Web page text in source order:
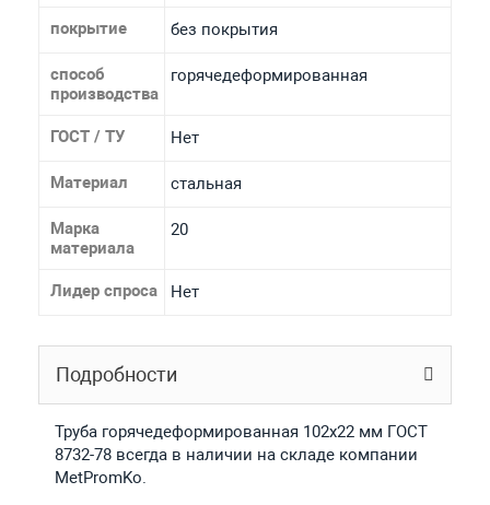
покрытие без покрытия
способ
производства
горячедеформированная
ГОСТ / ТУ Нет
Материал стальная
Марка
материала
20
Лидер спроса Нет
Подробности
Труба горячедеформированная 102х22 мм ГОСТ
8732-78 всегда в наличии на складе компании
MetPromKo.